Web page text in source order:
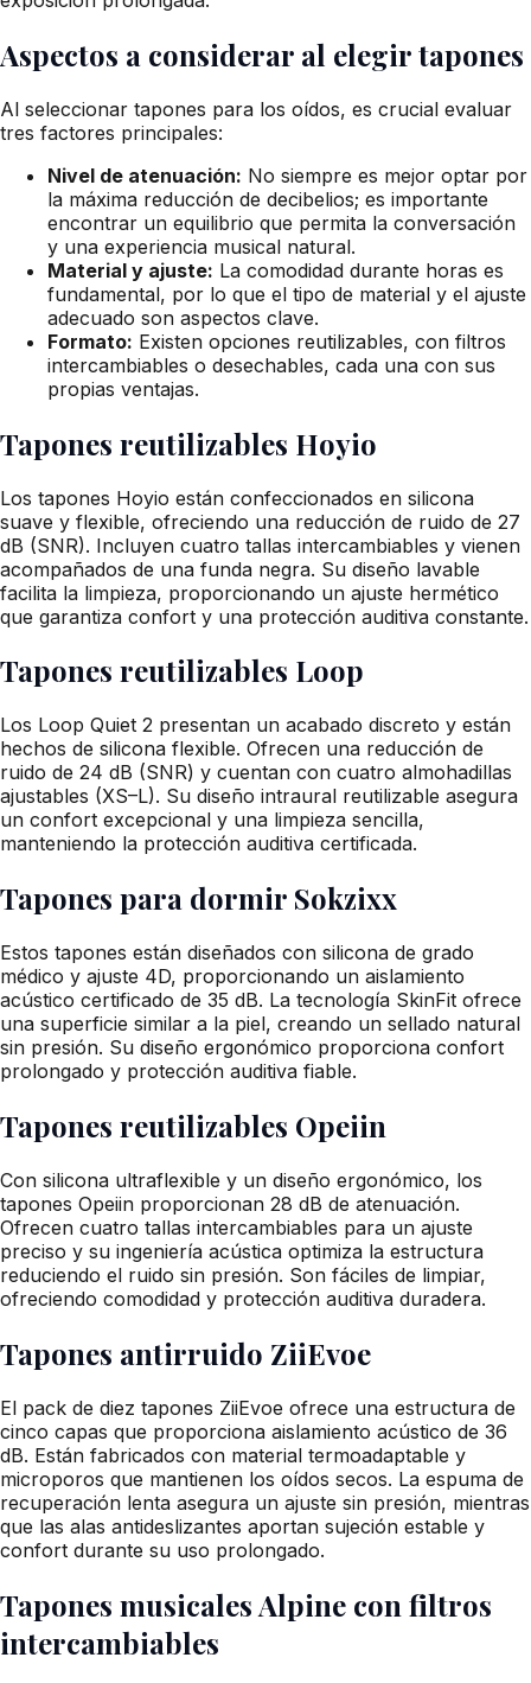
Aspectos a considerar al elegir tapones
Al seleccionar tapones para los oídos, es crucial evaluar
tres factores principales:
Nivel de atenuación: No siempre es mejor optar por
la máxima reducción de decibelios; es importante
encontrar un equilibrio que permita la conversación
y una experiencia musical natural.
Material y ajuste: La comodidad durante horas es
fundamental, por lo que el tipo de material y el ajuste
adecuado son aspectos clave.
Formato: Existen opciones reutilizables, con filtros
intercambiables o desechables, cada una con sus
propias ventajas.
Tapones reutilizables Hoyio
Los tapones Hoyio están confeccionados en silicona
suave y flexible, ofreciendo una reducción de ruido de 27
dB (SNR). Incluyen cuatro tallas intercambiables y vienen
acompañados de una funda negra. Su diseño lavable
facilita la limpieza, proporcionando un ajuste hermético
que garantiza confort y una protección auditiva constante.
Tapones reutilizables Loop
Los Loop Quiet 2 presentan un acabado discreto y están
hechos de silicona flexible. Ofrecen una reducción de
ruido de 24 dB (SNR) y cuentan con cuatro almohadillas
ajustables (XS–L). Su diseño intraural reutilizable asegura
un confort excepcional y una limpieza sencilla,
manteniendo la protección auditiva certificada.
Tapones para dormir Sokzixx
Estos tapones están diseñados con silicona de grado
médico y ajuste 4D, proporcionando un aislamiento
acústico certificado de 35 dB. La tecnología SkinFit ofrece
una superficie similar a la piel, creando un sellado natural
sin presión. Su diseño ergonómico proporciona confort
prolongado y protección auditiva fiable.
Tapones reutilizables Opeiin
Con silicona ultraflexible y un diseño ergonómico, los
tapones Opeiin proporcionan 28 dB de atenuación.
Ofrecen cuatro tallas intercambiables para un ajuste
preciso y su ingeniería acústica optimiza la estructura
reduciendo el ruido sin presión. Son fáciles de limpiar,
ofreciendo comodidad y protección auditiva duradera.
Tapones antirruido ZiiEvoe
El pack de diez tapones ZiiEvoe ofrece una estructura de
cinco capas que proporciona aislamiento acústico de 36
dB. Están fabricados con material termoadaptable y
microporos que mantienen los oídos secos. La espuma de
recuperación lenta asegura un ajuste sin presión, mientras
que las alas antideslizantes aportan sujeción estable y
confort durante su uso prolongado.
Tapones musicales Alpine con filtros
intercambiables